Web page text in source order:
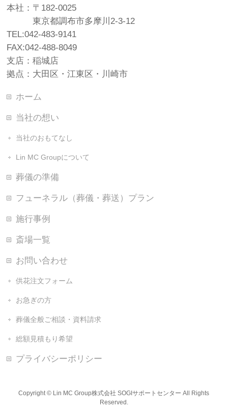
本社：〒182-0025
東京都調布市多摩川2-3-12
TEL:042-483-9141
FAX:042-488-8049
支店：稲城店
拠点：大田区・江東区・川崎市
ホーム
当社の想い
当社のおもてなし
Lin MC Groupについて
葬儀の準備
フューネラル（葬儀・葬送）プラン
施行事例
斎場一覧
お問い合わせ
供花注文フォーム
お急ぎの方
葬儀全般ご相談・資料請求
総額見積もり希望
プライバシーポリシー
Copyright © Lin MC Group株式会社 SOGIサポートセンター All Rights
Reserved.